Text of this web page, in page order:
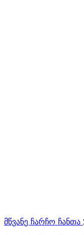
მწვანე ჩარჩო ჩანთა